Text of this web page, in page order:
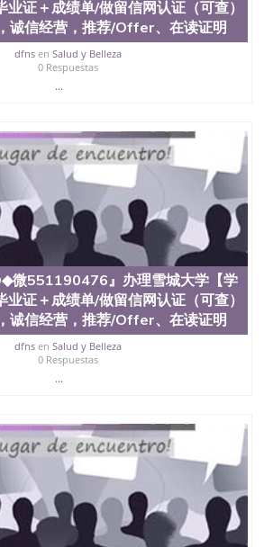
案； 2、补充毕业证成绩单等相关
册申请账号，付定金； 4、预约递
员陪同客户本人一起去留服递交材
果，完成结果书留服直接邮寄给客户
结果，付余款。 我们对海外大学及
银复合重叠。 文字图案浮雕，激光
温感，复印防伪）都有原版本文凭
了广大海外客户群体的认可，同时和
， 同时能做到与时俱进，及时掌握
证，成绩单，资格证，学生卡，结
，在读证明等相关材料）的版本更
时间掌握的海外学历文凭的样版，尺
，防伪技术等等，并在时间收集到
到客户的需求。 我们的优势： 我
的同时，坚持较高性价比，通过品
，为您倾情诠释什么是高性价比。
q/微信:551190476 Q/微
理毕业证成绩单、教育部认证,录取通
学回国证明.
业证假学历书制作、假制作、办
、毕业证文凭、文凭毕业证、毕业
证、使馆认证、使馆证明、使馆留学
留学生认证、学历认证、文凭认证学
历认证、留学生学位认证、英国文
学历、澳洲文凭学历、加拿大文凭
认证等q:551190476 微信：
证＋成绩单/做留信网认证（可查）
诚信经营，推荐/Offer、在读证明
dfnsen Salud y Belleza
0 Respuestas
...
微551190476』办理雪城大学【学
证＋成绩单/做留信网认证（可查）
诚信经营，推荐/Offer、在读证明
dfnsen Salud y Belleza
0 Respuestas
...